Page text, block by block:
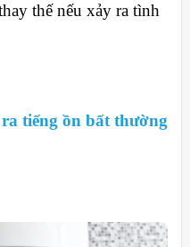
thế nếu xảy ra tình
tiếng ồn bất thường